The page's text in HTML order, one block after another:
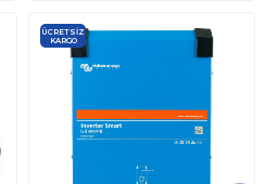
ÜCRETSIZ
KARGO